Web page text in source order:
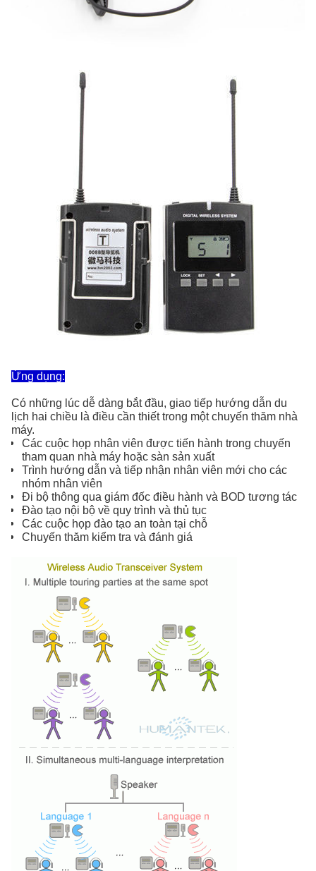
Ứng dụng:
Có những lúc dễ dàng bắt đầu, giao tiếp hướng dẫn du
lịch hai chiều là điều cần thiết trong một chuyến thăm nhà
máy.
Các cuộc họp nhân viên được tiến hành trong chuyến
tham quan nhà máy hoặc sàn sản xuất
Trình hướng dẫn và tiếp nhận nhân viên mới cho các
nhóm nhân viên
Đi bộ thông qua giám đốc điều hành và BOD tương tác
Đào tạo nội bộ về quy trình và thủ tục
Các cuộc họp đào tạo an toàn tại chỗ
Chuyến thăm kiểm tra và đánh giá